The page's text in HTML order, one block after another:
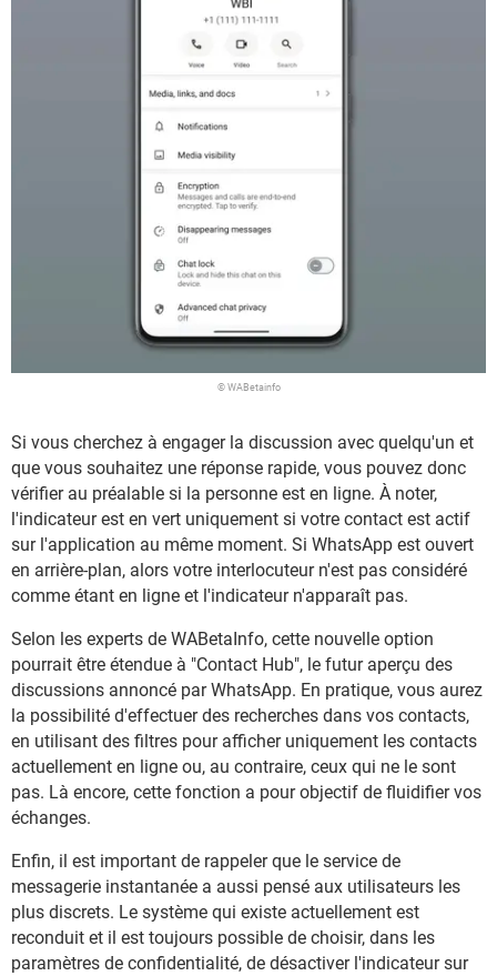
© WABetainfo
Si vous cherchez à engager la discussion avec quelqu'un et
que vous souhaitez une réponse rapide, vous pouvez donc
vérifier au préalable si la personne est en ligne. À noter,
l'indicateur est en vert uniquement si votre contact est actif
sur l'application au même moment. Si WhatsApp est ouvert
en arrière-plan, alors votre interlocuteur n'est pas considéré
comme étant en ligne et l'indicateur n'apparaît pas.
Selon les experts de WABetaInfo, cette nouvelle option
pourrait être étendue à "Contact Hub", le futur aperçu des
discussions annoncé par WhatsApp. En pratique, vous aurez
la possibilité d'effectuer des recherches dans vos contacts,
en utilisant des filtres pour afficher uniquement les contacts
actuellement en ligne ou, au contraire, ceux qui ne le sont
pas. Là encore, cette fonction a pour objectif de fluidifier vos
échanges.
Enfin, il est important de rappeler que le service de
messagerie instantanée a aussi pensé aux utilisateurs les
plus discrets. Le système qui existe actuellement est
reconduit et il est toujours possible de choisir, dans les
paramètres de confidentialité, de désactiver l'indicateur sur